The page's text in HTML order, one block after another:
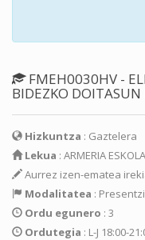
FMEH0030HV -
BIDEZKO
Hizkuntza : Gaztelera
Lekua : ARMERIA ESKOLA
Aurrez izen-ematea
Modalitatea :
Ordu egunero : 3
Ordutegia : L-J 18:00-